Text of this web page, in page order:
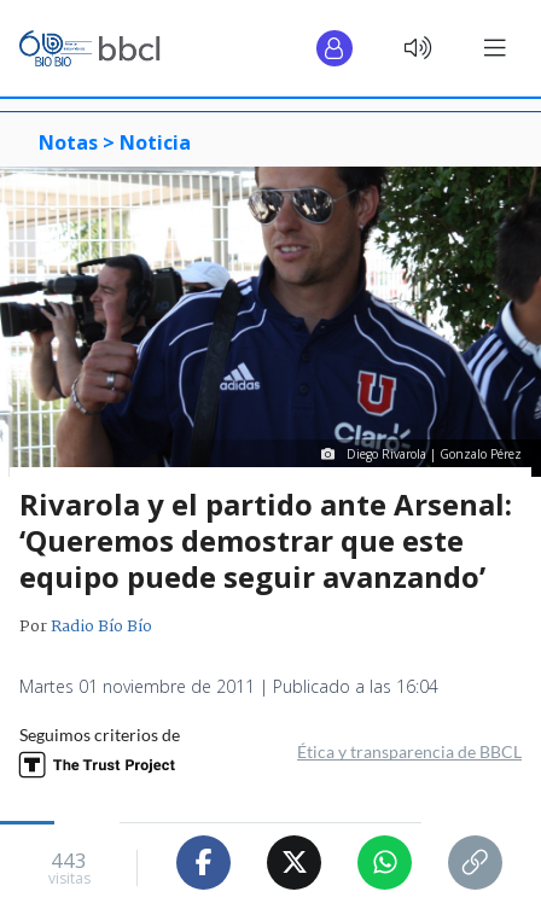
Notas > Noticia
Diego Rivarola | Gonzalo Pérez
Rivarola y el partido ante Arsenal:
‘Queremos demostrar que este
equipo puede seguir avanzando’
PorRadio Bío Bío
Martes 01 noviembre de 2011 | Publicado a las 16:04
Seguimos criterios de
Ética y transparencia de BBCL
443
visitas